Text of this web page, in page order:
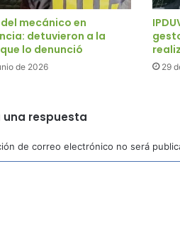
mecánico en
detuvieron a la
lo denunció
de 2026 29
una respuesta
de correo electrónico no será